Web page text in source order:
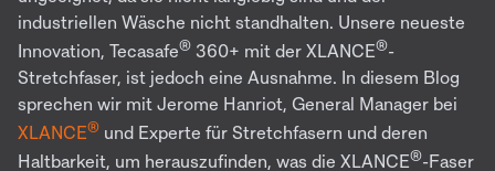
industriellen Wäsche nicht standhalten. Unsere neueste
Innovation, Tecasafe® 360+ mit der XLANCE®-
Stretchfaser, ist jedoch eine Ausnahme. In diesem Blog
sprechen wir mit Jerome Hanriot, General Manager bei
XLANCE® und Experte für Stretchfasern und deren
Haltbarkeit, um herauszufinden, was die XLANCE®-Faser